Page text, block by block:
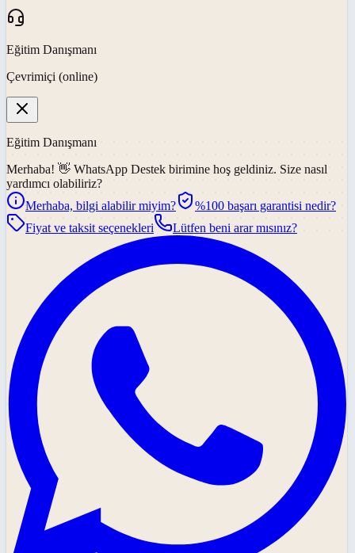
Eğitim Danışmanı
Çevrimiçi (online)
Eğitim Danışmanı
Merhaba! 👋 WhatsApp Destek birimine hoş geldiniz. Size nasıl
yardımcı olabiliriz?
Merhaba, bilgi alabilir miyim?
%100 başarı garantisi nedir?
Fiyat ve taksit seçenekleri
Lütfen beni arar mısınız?